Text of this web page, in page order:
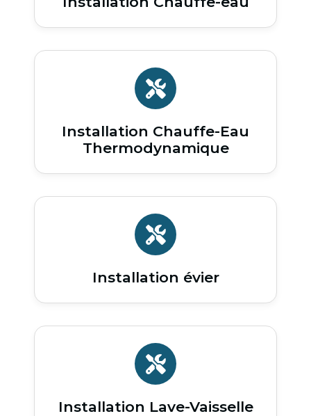
Installation Chauffe-Eau
Thermodynamique
Installation évier
Installation Lave-Vaisselle